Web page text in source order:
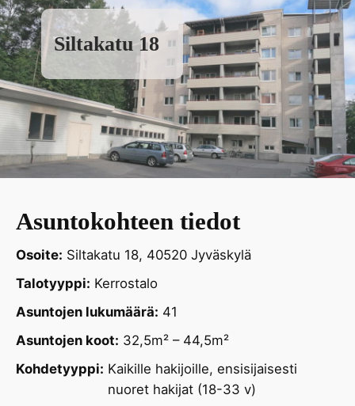
Siltakatu 18
Asuntokohteen tiedot
Osoite: Siltakatu 18, 40520 Jyväskylä
Talotyyppi: Kerrostalo
Asuntojen lukumäärä: 41
Asuntojen koot: 32,5m² – 44,5m²
Kohdetyyppi: Kaikille hakijoille, ensisijaisesti
nuoret hakijat (18-33 v)